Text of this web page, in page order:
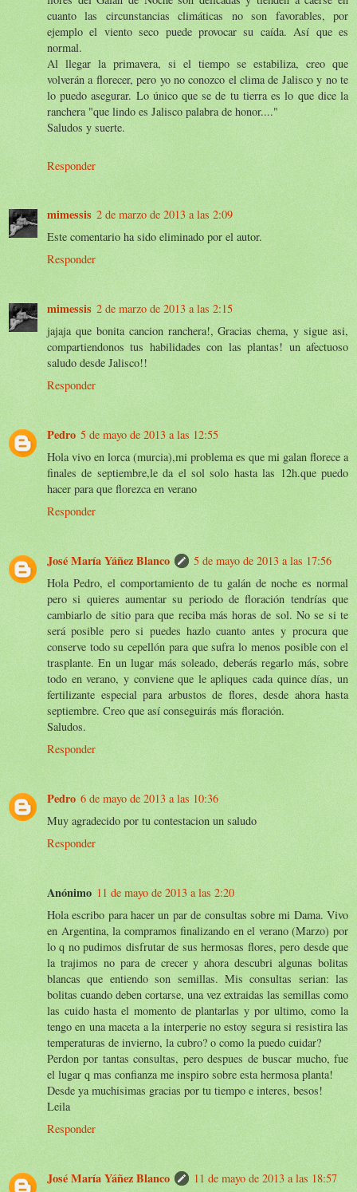
cuanto las circunstancias climáticas no son favorables, por
ejemplo el viento seco puede provocar su caída. Así que es
normal.
Al llegar la primavera, si el tiempo se estabiliza, creo que
volverán a florecer, pero yo no conozco el clima de Jalisco y no te
lo puedo asegurar. Lo único que se de tu tierra es lo que dice la
ranchera "que lindo es Jalisco palabra de honor...."
Saludos y suerte.
Responder
mimessis 2 de marzo de 2013 a las 2:09
Este comentario ha sido eliminado por el autor.
Responder
mimessis 2 de marzo de 2013 a las 2:15
jajaja que bonita cancion ranchera!, Gracias chema, y sigue asi,
compartiendonos tus habilidades con las plantas! un afectuoso
saludo desde Jalisco!!
Responder
Pedro 5 de mayo de 2013 a las 12:55
Hola vivo en lorca (murcia),mi problema es que mi galan florece a
finales de septiembre,le da el sol solo hasta las 12h.que puedo
hacer para que florezca en verano
Responder
José María Yáñez Blanco
5 de mayo de 2013 a las 17:56
Hola Pedro, el comportamiento de tu galán de noche es normal
pero si quieres aumentar su periodo de floración tendrías que
cambiarlo de sitio para que reciba más horas de sol. No se si te
será posible pero si puedes hazlo cuanto antes y procura que
conserve todo su cepellón para que sufra lo menos posible con el
trasplante. En un lugar más soleado, deberás regarlo más, sobre
todo en verano, y conviene que le apliques cada quince días, un
fertilizante especial para arbustos de flores, desde ahora hasta
septiembre. Creo que así conseguirás más floración.
Saludos.
Responder
Pedro 6 de mayo de 2013 a las 10:36
Muy agradecido por tu contestacion un saludo
Responder
Anónimo 11 de mayo de 2013 a las 2:20
Hola escribo para hacer un par de consultas sobre mi Dama. Vivo
en Argentina, la compramos finalizando en el verano (Marzo) por
lo q no pudimos disfrutar de sus hermosas flores, pero desde que
la trajimos no para de crecer y ahora descubri algunas bolitas
blancas que entiendo son semillas. Mis consultas serian: las
bolitas cuando deben cortarse, una vez extraidas las semillas como
las cuido hasta el momento de plantarlas y por ultimo, como la
tengo en una maceta a la interperie no estoy segura si resistira las
temperaturas de invierno, la cubro? o como la puedo cuidar?
Perdon por tantas consultas, pero despues de buscar mucho, fue
el lugar q mas confianza me inspiro sobre esta hermosa planta!
Desde ya muchisimas gracias por tu tiempo e interes, besos!
Leila
Responder
José María Yáñez Blanco
11 de mayo de 2013 a las 18:57